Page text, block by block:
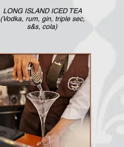
LONG ISLAND ICED TEA
(Vodka, rum, gin, triple sec,
s&s, cola)